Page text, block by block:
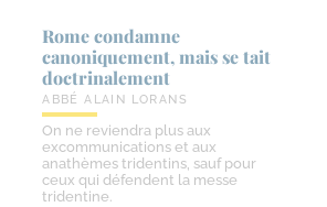
Rome condamne
canoniquement, mais se tait
doctrinalement
ABBÉ ALAIN LORANS
On ne reviendra plus aux
excommunications et aux
anathèmes tridentins, sauf pour
ceux qui défendent la messe
tridentine.